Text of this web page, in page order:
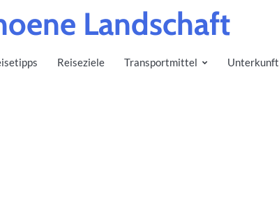
Landschaft
Reiseziele Transportmittel Unterkunft